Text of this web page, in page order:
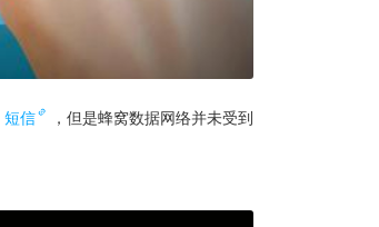
短信
，但是蜂窝数据网络并未受到